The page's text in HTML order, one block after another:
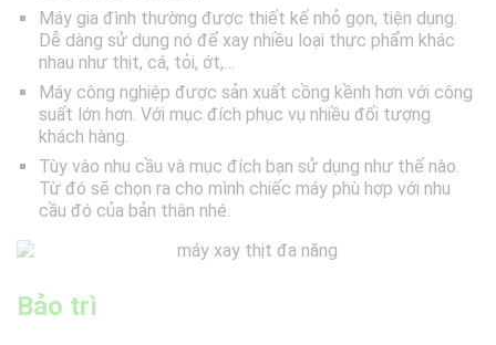
Máy gia đình thường được thiết kế nhỏ gọn, tiện dụng.
Dễ dàng sử dụng nó để xay nhiều loại thực phẩm khác
nhau như thịt, cá, tỏi, ớt,…
Máy công nghiệp được sản xuất cồng kềnh hơn với công
suất lớn hơn. Với mục đích phục vụ nhiều đối tượng
khách hàng.
Tùy vào nhu cầu và mục đích bạn sử dụng như thế nào.
Từ đó sẽ chọn ra cho mình chiếc máy phù hợp với nhu
cầu đó của bản thân nhé.
Bảo trì